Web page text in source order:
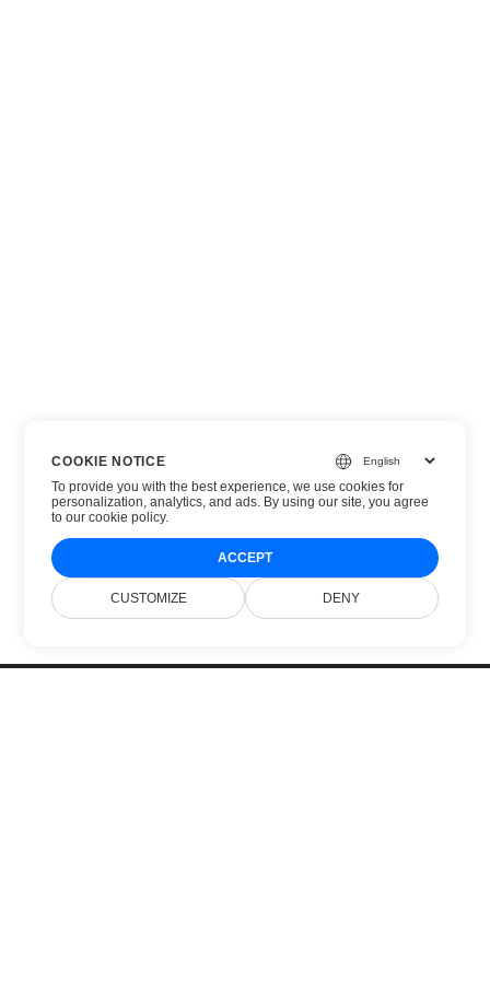
COOKIE NOTICE
To provide you with the best experience, we use cookies for
personalization, analytics, and ads. By using our site, you agree
toour cookie policy.
ACCEPT
CUSTOMIZE DENY